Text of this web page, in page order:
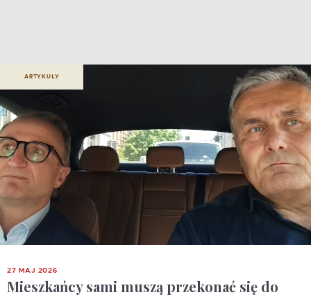
ARTYKUŁY
27 MAJ 2026
Mieszkańcy sami muszą przekonać się do